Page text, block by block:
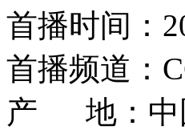
首播时间：
首播频道：
产 地：中